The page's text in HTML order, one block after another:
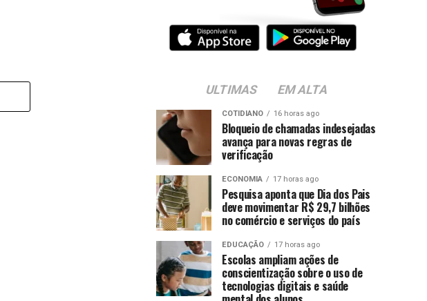
ULTIMAS EM ALTA
COTIDIANO 16 horas ago
Bloqueio de chamadas indesejadas
avança para novas regras de
verificação
ECONOMIA 17 horas ago
Pesquisa aponta que Dia dos Pais
deve movimentar R$ 29,7 bilhões
no comércio e serviços do país
EDUCAÇÃO 17 horas ago
Escolas ampliam ações de
conscientização sobre o uso de
tecnologias digitais e saúde